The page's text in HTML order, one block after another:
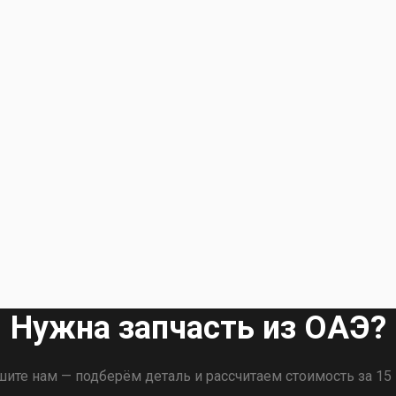
Нужна запчасть из ОАЭ?
нам — подберём деталь и рассчитаем стоимость за 15